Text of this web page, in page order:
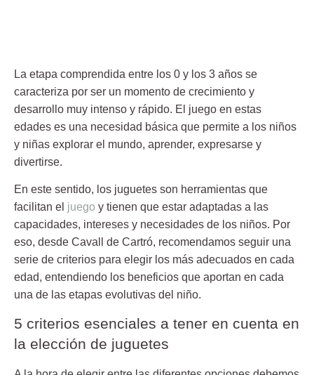
La etapa comprendida entre los 0 y los 3 años se
caracteriza por ser un momento de crecimiento y
desarrollo muy intenso y rápido. El juego en estas
edades es una necesidad básica que permite a los niños
y niñas explorar el mundo, aprender, expresarse y
divertirse.
En este sentido, los juguetes son herramientas que
facilitan el juego y tienen que estar adaptadas a las
capacidades, intereses y necesidades de los niños. Por
eso, desde Cavall de Cartró, recomendamos seguir una
serie de criterios para elegir los más adecuados en cada
edad, entendiendo los beneficios que aportan en cada
una de las etapas evolutivas del niño.
5 criterios esenciales a tener en cuenta en
la elección de juguetes